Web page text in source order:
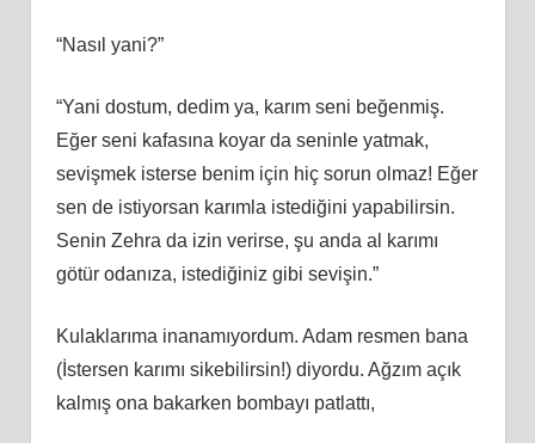
“Nasıl yani?”
“Yani dostum, dedim ya, karım seni beğenmiş.
Eğer seni kafasına koyar da seninle yatmak,
sevişmek isterse benim için hiç sorun olmaz! Eğer
sen de istiyorsan karımla istediğini yapabilirsin.
Senin Zehra da izin verirse, şu anda al karımı
götür odanıza, istediğiniz gibi sevişin.”
Kulaklarıma inanamıyordum. Adam resmen bana
(İstersen karımı sikebilirsin!) diyordu. Ağzım açık
kalmış ona bakarken bombayı patlattı,